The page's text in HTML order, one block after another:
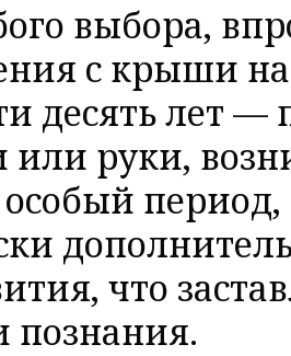
выбора,
с крыши на
десять лет —
или руки,
период,
что
познания.